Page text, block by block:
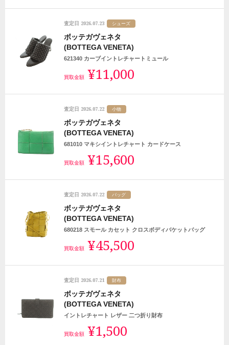
査定日 2026.07.23 シューズ
ボッテガヴェネタ
(BOTTEGA VENETA)
621340 カーブイントレチャートミュール
買取金額 ¥11,000
査定日 2026.07.22 小物
ボッテガヴェネタ
(BOTTEGA VENETA)
681010 マキシイントレチャート カードケース
買取金額 ¥15,600
査定日 2026.07.22 バッグ
ボッテガヴェネタ
(BOTTEGA VENETA)
680218 スモール カセット クロスボディバケットバッグ
買取金額 ¥45,500
査定日 2026.07.21 財布
ボッテガヴェネタ
(BOTTEGA VENETA)
イントレチャート レザー 二つ折り財布
買取金額 ¥1,500